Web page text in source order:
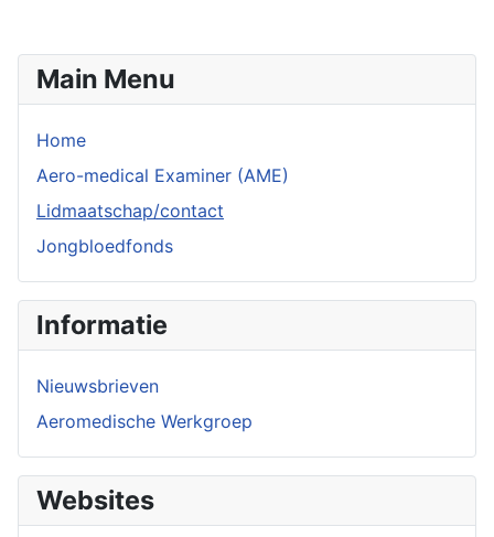
Main Menu
Home
Aero-medical Examiner (AME)
Lidmaatschap/contact
Jongbloedfonds
Informatie
Nieuwsbrieven
Aeromedische Werkgroep
Websites